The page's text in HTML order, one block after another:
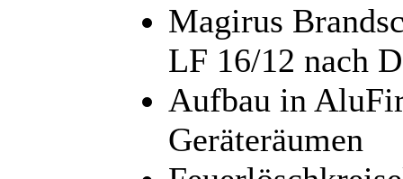
Magirus
LF 16/12 nach
Aufbau in
Geräteräumen